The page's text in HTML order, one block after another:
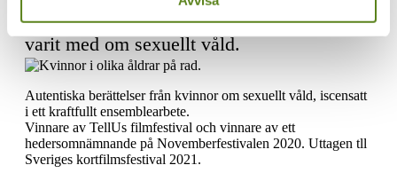
Autentiska berättelser från kvinnor som
varit med om sexuellt våld.
Autentiska berättelser från kvinnor om sexuellt våld, iscensatt
i ett kraftfullt ensemblearbete.
Vinnare av TellUs filmfestival och vinnare av ett
hedersomnämnande på Novemberfestivalen 2020. Uttagen tll
Sveriges kortfilmsfestival 2021.